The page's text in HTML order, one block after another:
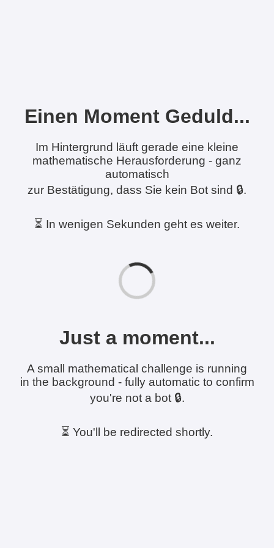
Einen Moment Geduld...
Im Hintergrund läuft gerade eine kleine
mathematische Herausforderung - ganz
automatisch
zur Bestätigung, dass Sie kein Bot sind 🔒.
⏳ In wenigen Sekunden geht es weiter.
Just a moment...
A small mathematical challenge is running
in the background - fully automatic to confirm
you're not a bot 🔒.
⏳ You'll be redirected shortly.